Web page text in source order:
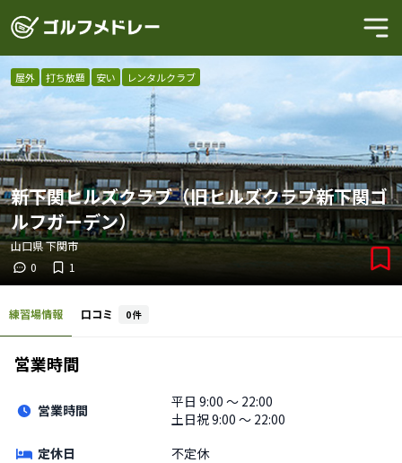
屋外 打ち放題 安い レンタルクラブ
新下関ヒルズクラブ（旧ヒルズクラブ新下関ゴ
ルフガーデン）
山口県下関市
0
1
練習場情報 口コミ 0件
営業時間
営業時間 平日 9:00 〜 22:00
土日祝9:00 〜 22:00
定休日
不定休